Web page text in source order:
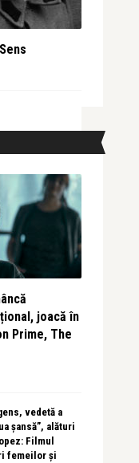
joacă în
Prime, The
vedetă a
șansă”, alături
Filmul
femeilor și